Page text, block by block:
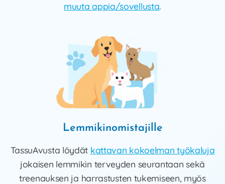
muuta appia/sovellusta.
Lemmikinomistajille
TassuAvusta löydät kattavan kokoelman työkaluja
jokaisen lemmikin terveyden seurantaan sekä
treenauksen ja harrastusten tukemiseen, myös